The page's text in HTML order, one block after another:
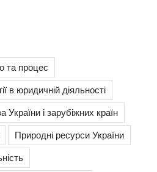
та процес
в юридичній діяльності
України і зарубіжних країн
Природні ресурси України